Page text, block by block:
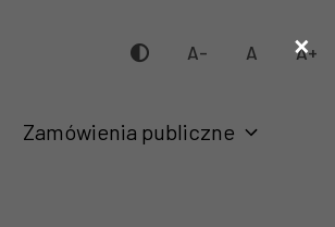
A- A A+
Zamówienia publiczne
×